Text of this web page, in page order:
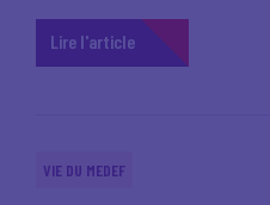
Lire l'article
VIE DU MEDEF